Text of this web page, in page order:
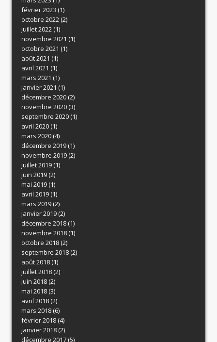
février 2023 (1)
octobre 2022(2)
juillet 2022(1)
novembre 2021 (1)
octobre 2021 (1)
août 2021 (1)
avril 2021 (1)
mars 2021 (1)
janvier 2021 (1)
décembre 2020(2)
novembre 2020(3)
septembre 2020(1)
avril 2020(1)
mars 2020(4)
décembre 2019(1)
novembre 2019(2)
juillet 2019(1)
juin 2019(2)
mai 2019(1)
avril 2019(1)
mars 2019(2)
janvier 2019(2)
décembre 2018(1)
novembre 2018(1)
octobre 2018(2)
septembre 2018(2)
août 2018(1)
juillet 2018(2)
juin 2018(2)
mai 2018(3)
avril 2018(2)
mars 2018(6)
février 2018(4)
janvier 2018(2)
décembre 2017(5)